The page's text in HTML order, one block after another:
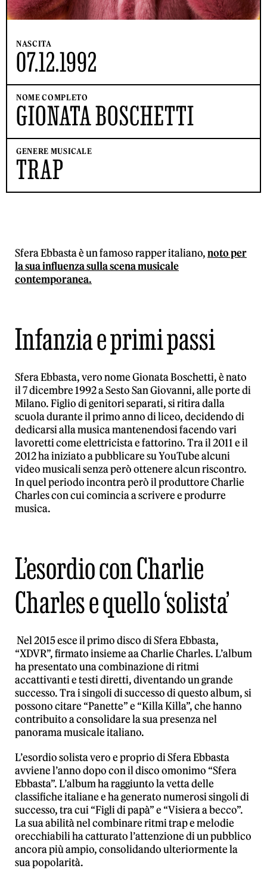
NASCITA
07.12.1992
NOME COMPLETO
GIONATA BOSCHETTI
GENERE MUSICALE
TRAP
Sfera Ebbasta è un famoso rapper italiano,noto per
la sua influenza sulla scena musicale
contemporanea.
Infanzia e primi passi
Sfera Ebbasta, vero nome Gionata Boschetti, è nato
il 7 dicembre 1992 a Sesto San Giovanni, alle porte di
Milano. Figlio di genitori separati, si ritira dalla
scuola durante il primo anno di liceo, decidendo di
dedicarsi alla musica mantenendosi facendo vari
lavoretti come elettricista e fattorino. Tra il 2011 e il
2012 ha iniziato a pubblicare su YouTube alcuni
video musicali senza però ottenere alcun riscontro.
In quel periodo incontra però il produttore Charlie
Charles con cui comincia a scrivere e produrre
musica.
L’esordio con Charlie
Charles e quello ‘solista’
Nel 2015 esce il primo disco di Sfera Ebbasta,
“XDVR”, firmato insieme aa Charlie Charles. L’album
ha presentato una combinazione di ritmi
accattivanti e testi diretti, diventando un grande
successo. Tra i singoli di successo di questo album, si
possono citare “Panette” e “Killa Killa”, che hanno
contribuito a consolidare la sua presenza nel
panorama musicale italiano.
L’esordio solista vero e proprio di Sfera Ebbasta
avviene l’anno dopo con il disco omonimo “Sfera
Ebbasta”. L’album ha raggiunto la vetta delle
classifiche italiane e ha generato numerosi singoli di
successo, tra cui “Figli di papà” e “Visiera a becco”.
La sua abilità nel combinare ritmi trap e melodie
orecchiabili ha catturato l’attenzione di un pubblico
ancora più ampio, consolidando ulteriormente la
sua popolarità.